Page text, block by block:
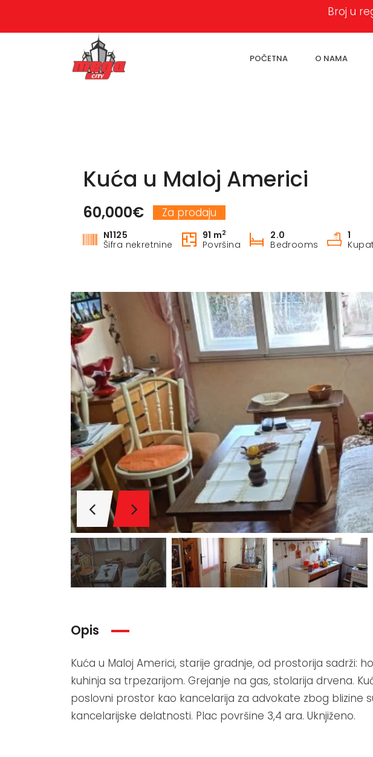
Broj u
POČETNA O NAMA
Kuća u Maloj Americi
60,000€ Za prodaju
N1125
Šifra nekretnine
91 m2
Površina
2.0
Bedrooms
1
Opis
Kuća u Maloj Americi, starije gradnje, od prostorija sadrži:
kuhinja sa trpezarijom. Grejanje na gas, stolarija drvena.
poslovni prostor kao kancelarija za advokate zbog blizine
kancelarijske delatnosti. Plac površine 3,4 ara. Uknjiženo.